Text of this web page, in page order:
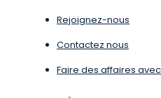
Rejoignez-nous
Contactez nous
Faire des affaires